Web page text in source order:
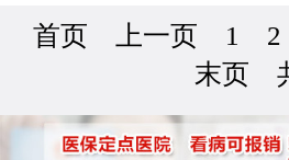
首页 上一页 1 2
末页